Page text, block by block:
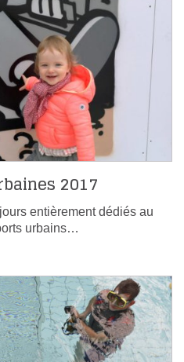
2017
entièrement dédiés au
urbains…